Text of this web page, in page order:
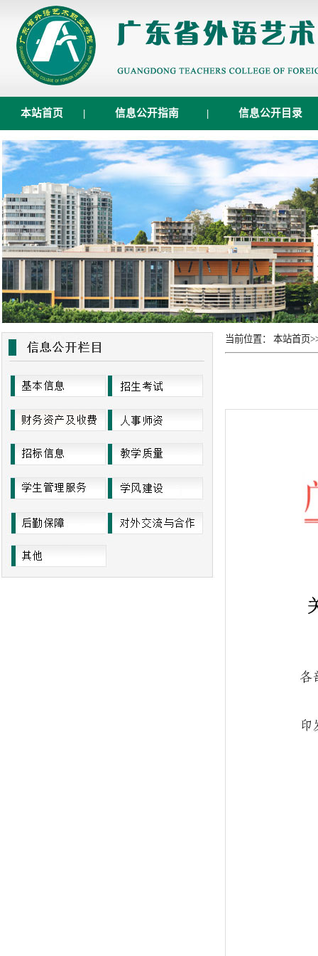
本站首页 | 信息公开指南 | 信息公开目录
当前位置： 本站首页